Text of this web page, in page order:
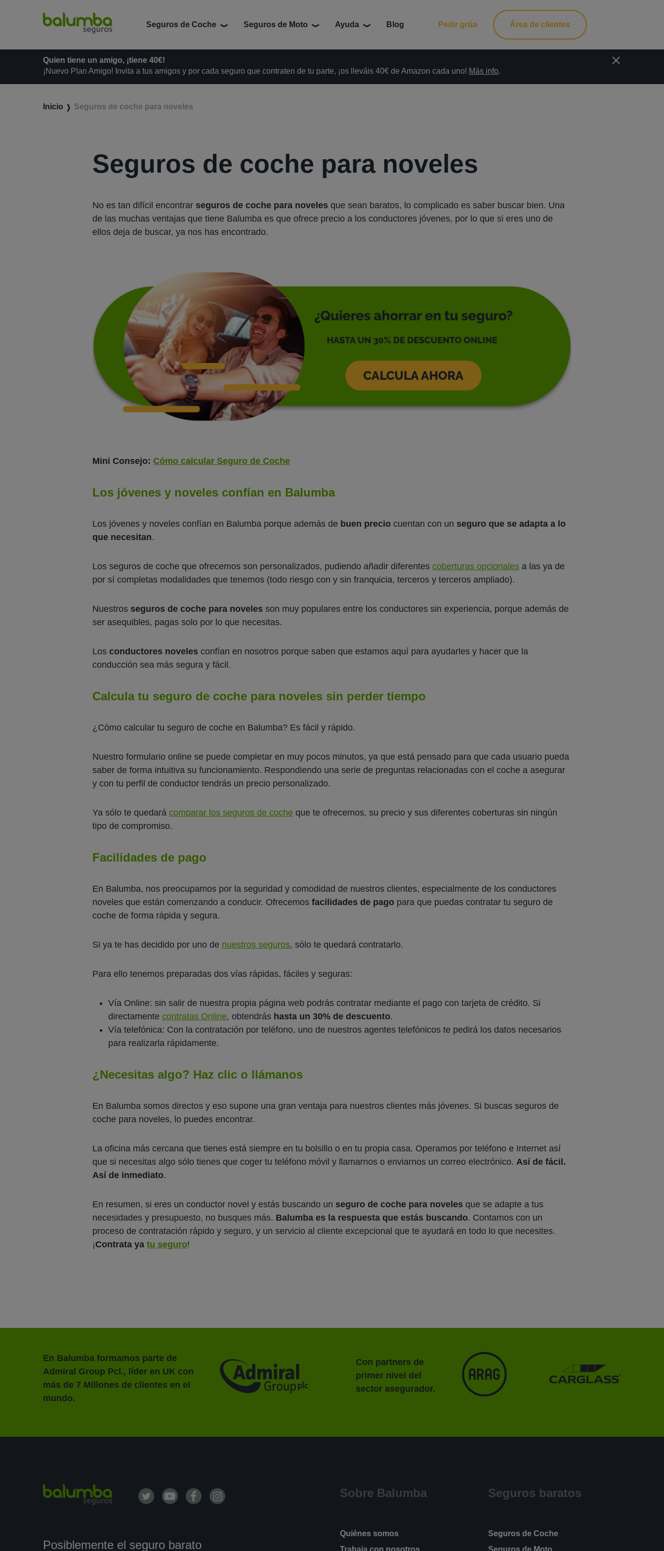
Quien tiene un amigo, ¡tiene 40€!
¡Nuevo Plan Amigo! Invita a tus amigos y por cada seguro que contraten de tu parte, ¡os lleváis 40€ de Amazon cada uno! Más info.
Seguros de Coche Seguros de Moto Ayuda Blog Pedir grúa Área de clientes
Inicio Seguros de coche para noveles
Seguros de coche para noveles
No es tan difícil encontrar seguros de coche para novelesque sean baratos, lo complicado es saber buscar bien. Una
de las muchas ventajas que tiene Balumba es que ofrece precio a los conductores jóvenes, por lo que si eres uno de
ellos deja de buscar, ya nos has encontrado.
Mini Consejo:Cómo calcular Seguro de Coche
Los jóvenes y noveles confían en Balumba
Los jóvenes y noveles confían en Balumba porque además de buen precio cuentan con un seguro que se adapta a lo
que necesitan.
Los seguros de coche que ofrecemos son personalizados, pudiendo añadir diferentescoberturas opcionales a las ya de
por sí completas modalidades que tenemos (todo riesgo con y sin franquicia, terceros y terceros ampliado).
Nuestros seguros de coche para noveles son muy populares entre los conductores sin experiencia, porque además de
ser asequibles, pagas solo por lo que necesitas.
Losconductores noveles confían en nosotros porque saben que estamos aquí para ayudarles y hacer que la
conducción sea más segura y fácil.
Calcula tu seguro de coche para noveles sin perder tiempo
¿Cómo calcular tu seguro de coche en Balumba? Es fácil y rápido.
Nuestro formulario online se puede completar en muy pocos minutos, ya que está pensado para que cada usuario pueda
saber de forma intuitiva su funcionamiento. Respondiendo una serie de preguntas relacionadas con el coche a asegurar
y con tu perfil de conductor tendrás un precio personalizado.
Ya sólo te quedarácomparar los seguros de coche que te ofrecemos, su precio y sus diferentes coberturas sin ningún
tipo de compromiso.
Facilidades de pago
En Balumba, nos preocupamos por la seguridad y comodidad de nuestros clientes, especialmente de los conductores
noveles que están comenzando a conducir. Ofrecemosfacilidades de pago para que puedas contratar tu seguro de
coche de forma rápida y segura.
Si ya te has decidido por uno de nuestros seguros, sólo te quedará contratarlo.
Para ello tenemos preparadas dos vías rápidas, fáciles y seguras:
Vía Online: sin salir de nuestra propia página web podrás contratar mediante el pago con tarjeta de crédito. Si
directamentecontratas Online, obtendrás hasta un 30% de descuento.
Vía telefónica: Con la contratación por teléfono, uno de nuestros agentes telefónicos te pedirá los datos necesarios
para realizarla rápidamente.
¿Necesitas algo? Haz clic o llámanos
En Balumba somos directos y eso supone una gran ventaja para nuestros clientes más jóvenes. Si buscas seguros de
coche para noveles, lo puedes encontrar.
La oficina más cercana que tienes está siempre en tu bolsillo o en tu propia casa. Operamos por teléfono e Internet así
que si necesitas algo sólo tienes que coger tu teléfono móvil y llamarnos o enviarnos un correo electrónico. Así de fácil.
Así de inmediato.
En resumen, si eres un conductor novel y estás buscando un seguro de coche para noveles que se adapte a tus
necesidades y presupuesto, no busques más. Balumba es la respuesta que estás buscando. Contamos con un
proceso de contratación rápido y seguro, y un servicio al cliente excepcional que te ayudará en todo lo que necesites.
¡Contrata yatu seguro!
En Balumba formamos parte de
Admiral Group Pcl., líder en UK con
más de 7 Millones de clientes en el
mundo.
Con partners de
primer nivel del
sector asegurador.
Posiblemente el seguro barato
Sobre Balumba
Quiénes somos
Trabaja con nosotros
Seguros baratos
Seguros de Coche
Seguros de Moto